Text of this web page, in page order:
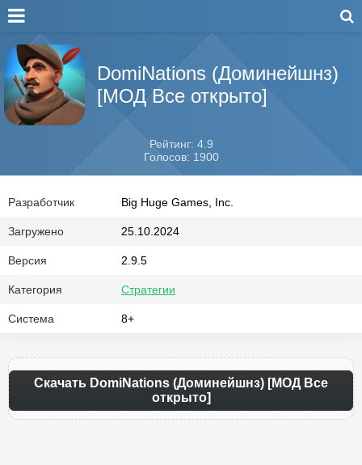
DomiNations (Доминейшнз)
[МОД Все открыто]
Рейтинг: 4.9
Голосов: 1900
Разработчик Big Huge Games, Inc.
Загружено 25.10.2024
Версия 2.9.5
Категория Стратегии
Система 8+
Скачать DomiNations (Доминейшнз) [МОД Все
открыто]